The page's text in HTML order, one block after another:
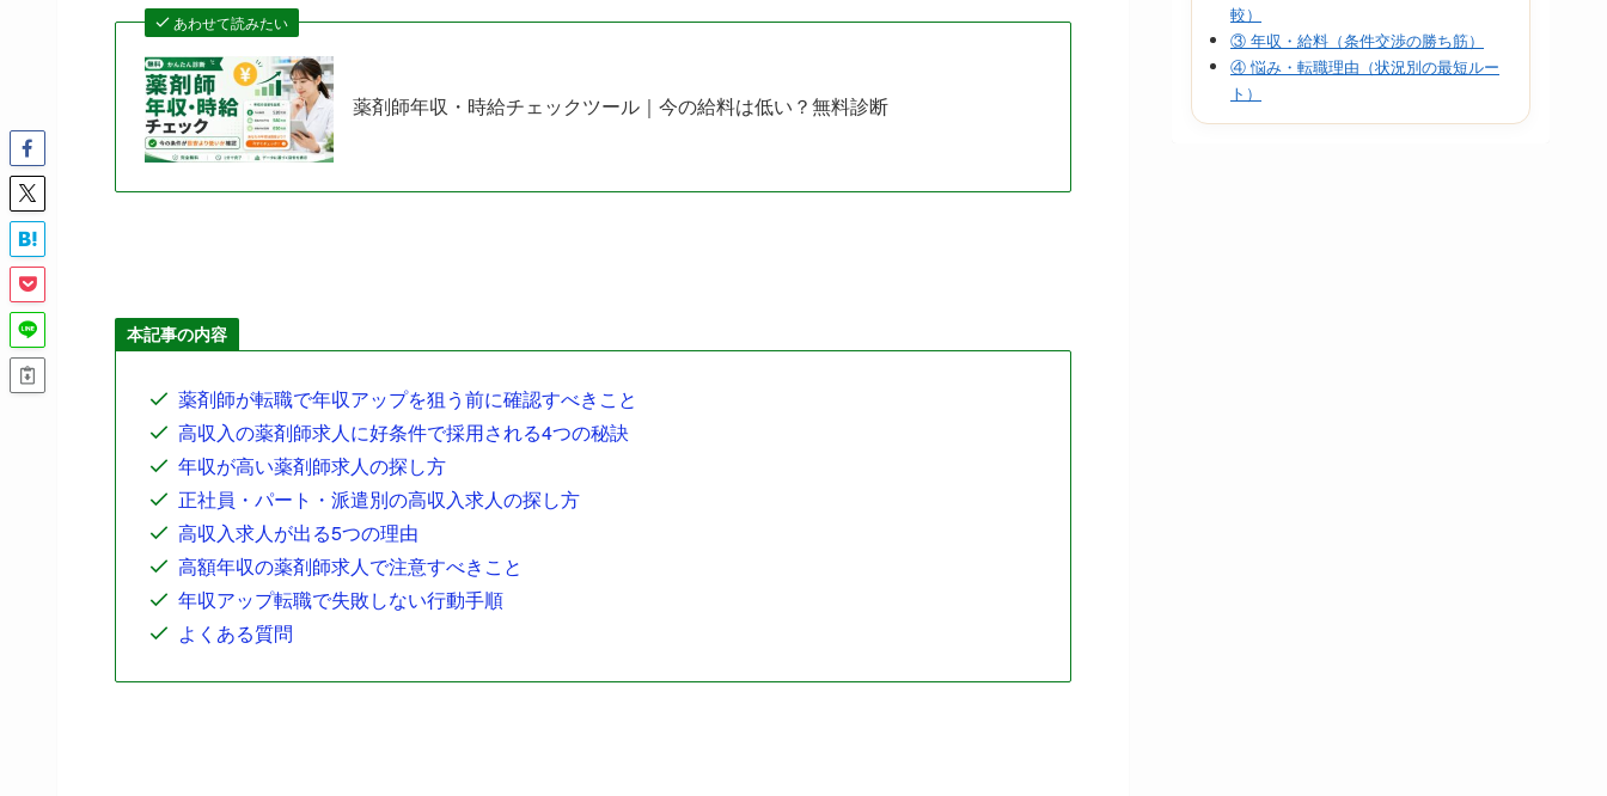
あわせて読みたい
薬剤師年収・時給チェックツール｜今の給料は低い？無料診断
本記事の内容
薬剤師が転職で年収アップを狙う前に確認すべきこと
高収入の薬剤師求人に好条件で採用される4つの秘訣
年収が高い薬剤師求人の探し方
正社員・パート・派遣別の高収入求人の探し方
高収入求人が出る5つの理由
高額年収の薬剤師求人で注意すべきこと
年収アップ転職で失敗しない行動手順
よくある質問
較）
③ 年収・給料（条件交渉の勝ち筋）
④ 悩み・転職理由（状況別の最短ルー
ト）